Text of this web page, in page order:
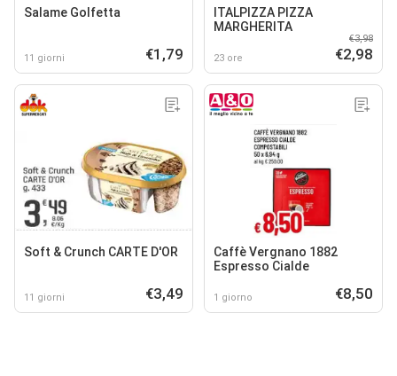
Salame Golfetta
11 giorni €1,79
ITALPIZZA PIZZA
MARGHERITA
23 ore
€3,98
€2,98
Soft & Crunch CARTE D'OR
11 giorni €3,49
Caffè Vergnano 1882
Espresso Cialde
1 giorno €8,50